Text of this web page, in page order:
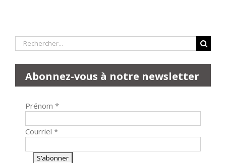
Rechercher:
Abonnez-vous à notre newsletter
Prénom *
Courriel *